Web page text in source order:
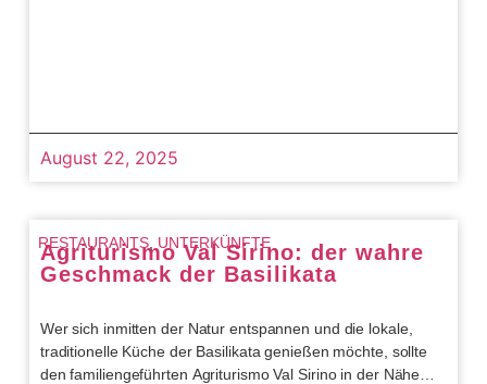
August 22, 2025
RESTAURANTS, UNTERKÜNFTE
Agriturismo Val Sirino: der wahre
Geschmack der Basilikata
Wer sich inmitten der Natur entspannen und die lokale,
traditionelle Küche der Basilikata genießen möchte, sollte
den familiengeführten Agriturismo Val Sirino in der Nähe